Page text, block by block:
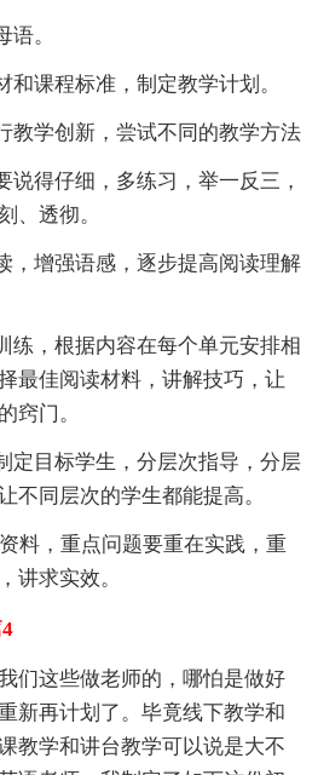
语。
和课程标准，制定教学计划。
教学创新，尝试不同的教学方法
说得仔细，多练习，举一反三，
、透彻。
，增强语感，逐步提高阅读理解
练，根据内容在每个单元安排相
最佳阅读材料，讲解技巧，让
窍门。
定目标学生，分层次指导，分层
不同层次的学生都能提高。
料，重点问题要重在实践，重
讲求实效。
们这些做老师的，哪怕是做好
新再计划了。毕竟线下教学和
教学和讲台教学可以说是大不